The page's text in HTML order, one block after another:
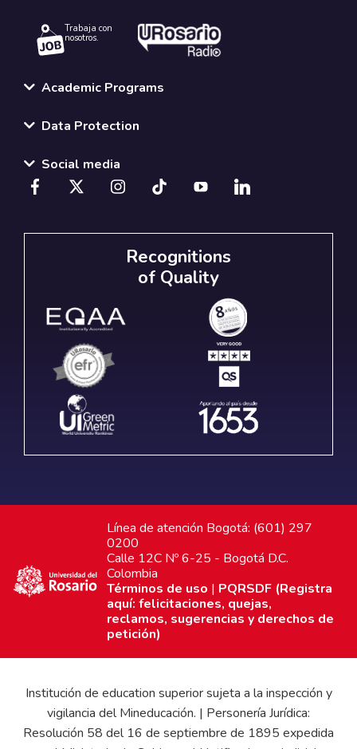
Trabaja con
nosotros.
Academic Programs
Data Protection
Social media
Recognitions
of Quality
Línea de atención Bogotá: (601) 297
0200
Calle 12C Nº 6-25 - Bogotá D.C.
Colombia
Términos de uso | PQRSDF (Registra
aquí: felicitaciones, quejas,
reclamos, sugerencias y derechos de
petición)
Institución de education superior sujeta a la inspección y
vigilancia del Mineducación. | Personería Jurídica:
Resolución 58 del 16 de septiembre de 1895 expedida